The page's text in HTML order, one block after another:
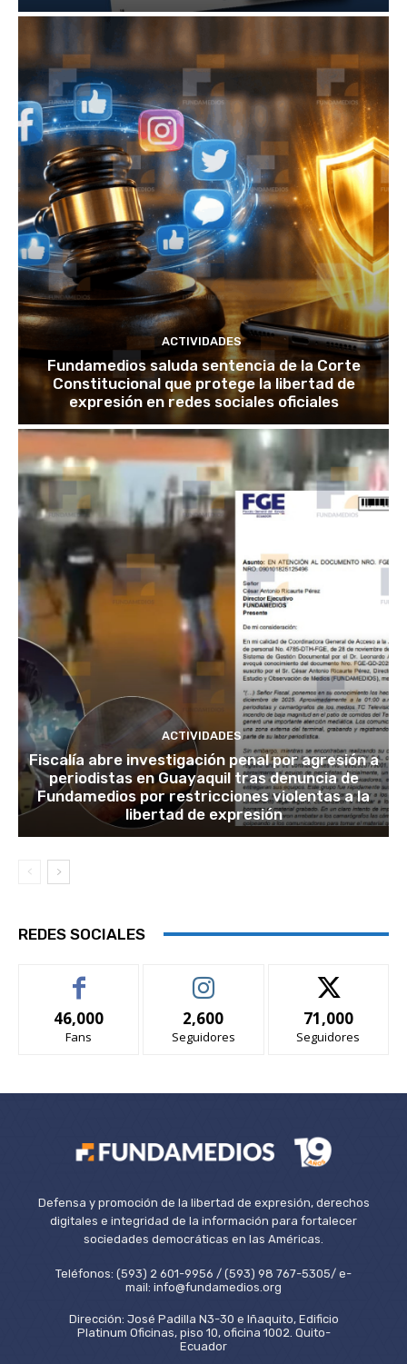
ACTIVIDADES
Fundamedios saluda sentencia de la Corte
Constitucional que protege la libertad de
expresión en redes sociales oficiales
ACTIVIDADES
Fiscalía abre investigación penal por agresión a
periodistas en Guayaquil tras denuncia de
Fundamedios por restricciones violentas a la
libertad de expresión
REDES SOCIALES
46,000
Fans
2,600
Seguidores
71,000
Seguidores
Defensa y promoción de la libertad de expresión, derechos
digitales e integridad de la información para fortalecer
sociedades democráticas en las Américas.
Teléfonos: (593) 2 601-9956 / (593) 98 767-5305/ e-
mail: info@fundamedios.org
Dirección: José Padilla N3-30 e Iñaquito, Edificio
Platinum Oficinas, piso 10, oficina 1002. Quito-
Ecuador